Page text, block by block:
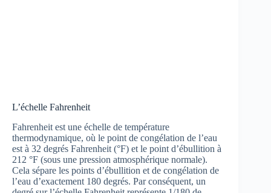
L’échelle Fahrenheit
Fahrenheit est une échelle de température
thermodynamique, où le point de congélation de l’eau
est à 32 degrés Fahrenheit (°F) et le point d’ébullition à
212 °F (sous une pression atmosphérique normale).
Cela sépare les points d’ébullition et de congélation de
l’eau d’exactement 180 degrés. Par conséquent, un